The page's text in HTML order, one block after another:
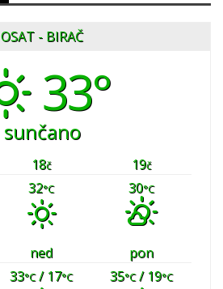
OSAT - BIRAČ
33°
sunčano
18č 19č
32°C 30°C
ned
pon
33°C/ 17°C 35°C/ 19°C